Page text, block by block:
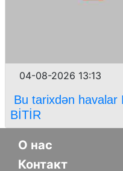
04-08-2026 13:13
Bu tarixdən
BİTİR
О нас
Контакт